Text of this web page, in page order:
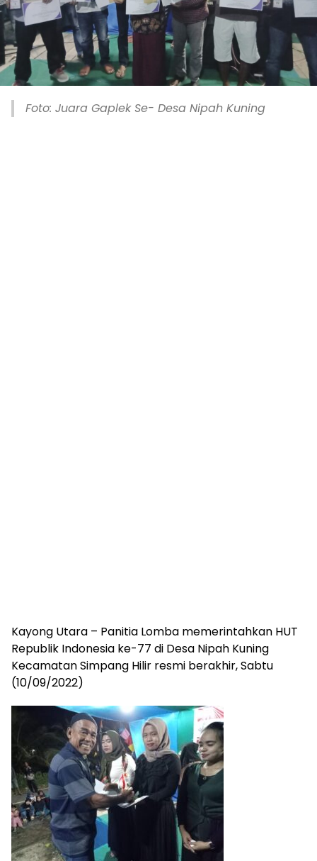
Foto: Juara Gaplek Se- Desa Nipah Kuning
Kayong Utara – Panitia Lomba memerintahkan HUT
Republik Indonesia ke-77 di Desa Nipah Kuning
Kecamatan Simpang Hilir resmi berakhir, Sabtu
(10/09/2022)